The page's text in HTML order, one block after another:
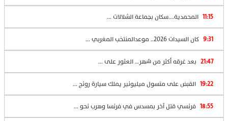
11:15 المحمدية….سكان بجماعة الشلالات ...
9:31 كان السيدات 2026.. موعدالمنتخب المغربي ...
21:47 بعد غرقه أكثر من شهر… العثور على ...
19:22 القبض على متسول ميليونير يملك سيارة رونج ...
18:55 فرنسي قتل آخر بمسدس في فرنسا وهرب نحو ...